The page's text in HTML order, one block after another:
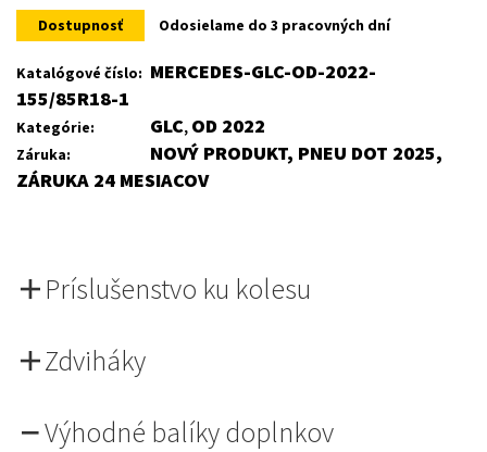
was:
195 €.
is:
168 €.
Dostupnosť Odosielame do 3 pracovných dní
Katalógové číslo: MERCEDES-GLC-OD-2022-
155/85R18-1
Kategórie: GLC, OD 2022
Záruka:
NOVÝ PRODUKT, PNEU DOT 2025,
ZÁRUKA 24 MESIACOV
Príslušenstvo ku kolesu
Zdviháky
Výhodné balíky doplnkov